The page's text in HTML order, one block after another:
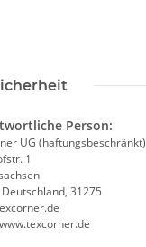
Person:
UG (haftungsbeschränkt)
1
31275